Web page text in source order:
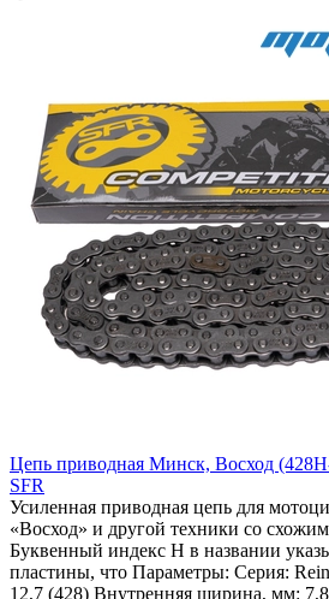
Цепь приводная Минск, Восход
SFR
Усиленная приводная цепь для
«Восход» и другой техники со
Буквенный индекс H в названии
пластины, что Параметры: Серия:
12,7 (428) Внутренняя ширина, мм: